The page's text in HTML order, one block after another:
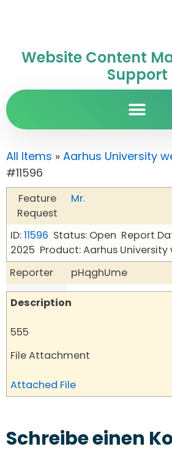
Website Content
Support
All Items » Aarhus University
#11596
Feature
Request
Mr.
ID:11596 Status: Open Report
2025 Product: Aarhus
Reporter
pHqghUme
Description
555
File Attachment
Attached File
Schreibe einen